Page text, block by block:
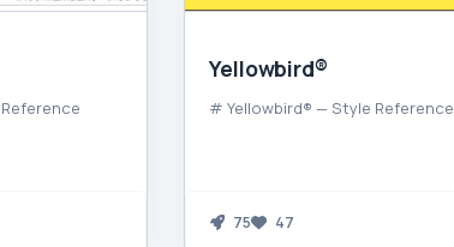
Yellowbird®
# Yellowbird® — Style Reference
75 47